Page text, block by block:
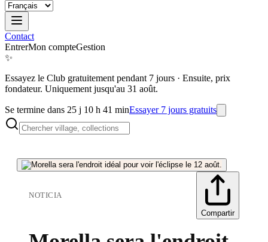
Contact
EntrerMon compteGestion
✨
Essayez le Club gratuitement pendant 7 jours · Ensuite, prix
fondateur. Uniquement jusqu'au 31 août.
Se termine dans 25 j 10 h 41 minEssayer 7 jours gratuits
NOTICIA
Compartir